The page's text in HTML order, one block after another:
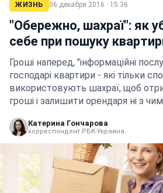
ЖИЗНЬ 06 декабря 2016 · 15:36
"Обережно, шахраї": як
себе при пошуку
Гроші наперед, "інформаційні
господарі квартири - які тільки
використовують шахраї, щоб
гроші і залишити орендаря ні з чим
Катерина Гончарова
корреспондент РБК-Украина